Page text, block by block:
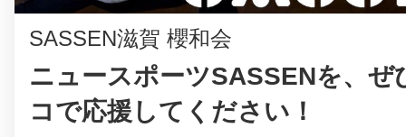
SASSEN滋賀 櫻和会
ニュースポーツSASSENを、ぜ
コで応援してください！